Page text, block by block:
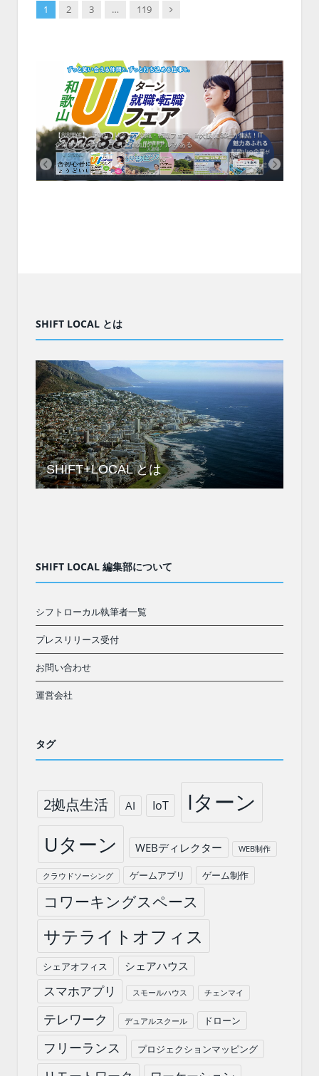
1 2 3 … 119 Next
【8/8開催】「和歌山 UIターン就職・転職フェア」in大阪 に30社が集結！IT
企業も5社が参加、ここに“和歌山のリアル”がある
SHIFT LOCAL とは
SHIFT+LOCAL とは
SHIFT LOCAL 編集部について
シフトローカル執筆者一覧
プレスリリース受付
お問い合わせ
運営会社
タグ
2拠点生活 AI IoT Iターン
Uターン WEBディレクター WEB制作
クラウドソーシング ゲームアプリ ゲーム制作
コワーキングスペース
サテライトオフィス
シェアオフィス シェアハウス
スマホアプリ スモールハウス チェンマイ
テレワーク デュアルスクール ドローン
フリーランス プロジェクションマッピング